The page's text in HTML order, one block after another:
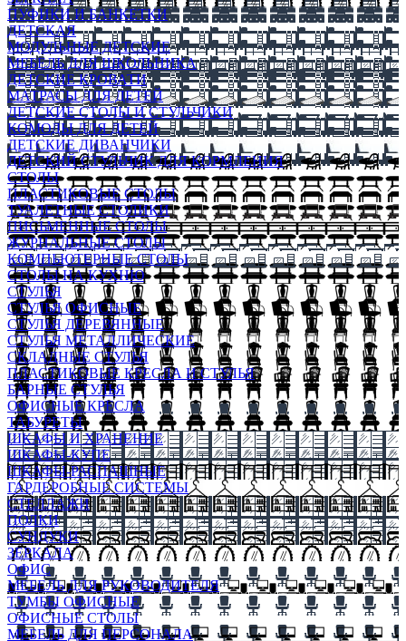
ПУФИКИ И БАНКЕТКИ
ДЕТСКАЯ
МОДУЛЬНЫЕ ДЕТСКИЕ
МЕБЕЛЬ ДЛЯ ШКОЛЬНИКА
ДЕТСКИЕ КРОВАТИ
МАТРАСЫ ДЛЯ ДЕТЕЙ
ДЕТСКИЕ СТОЛЫ И СТУЛЬЧИКИ
КОМОДЫ ДЛЯ ДЕТЕЙ
ДЕТСКИЕ ДИВАНЧИКИ
ДЕТСКИЙ СТУЛЬЧИК ДЛЯ КОРМЛЕНИЯ
СТОЛЫ
ПЛАСТИКОВЫЕ СТОЛЫ
ТУАЛЕТНЫЕ СТОЛИКИ
ПИСЬМЕННЫЕ СТОЛЫ
ЖУРНАЛЬНЫЕ СТОЛЫ
КОМПЬЮТЕРНЫЕ СТОЛЫ
СТОЛЫ НА КУХНЮ
СТУЛЬЯ
СТУЛЬЯ ОФИСНЫЕ
СТУЛЬЯ ДЕРЕВЯННЫЕ
СТУЛЬЯ МЕТАЛЛИЧЕСКИЕ
СКЛАДНЫЕ СТУЛЬЯ
ПЛАСТИКОВЫЕ КРЕСЛА И СТУЛЬЯ
БАРНЫЕ СТУЛЬЯ
ОФИСНЫЕ КРЕСЛА
ТАБУРЕТЫ
ШКАФЫ И ХРАНЕНИЕ
ШКАФЫ-КУПЕ
ШКАФЫ-РАСПАШНЫЕ
ГАРДЕРОБНЫЕ СИСТЕМЫ
СТЕЛЛАЖИ
ПОЛКИ
СУНДУКИ
ЗЕРКАЛА
ОФИС
МЕБЕЛЬ ДЛЯ РУКОВОДИТЕЛЯ
ТУМБЫ ОФИСНЫЕ
ОФИСНЫЕ СТОЛЫ
МЕБЕЛЬ ДЛЯ ПЕРСОНАЛА